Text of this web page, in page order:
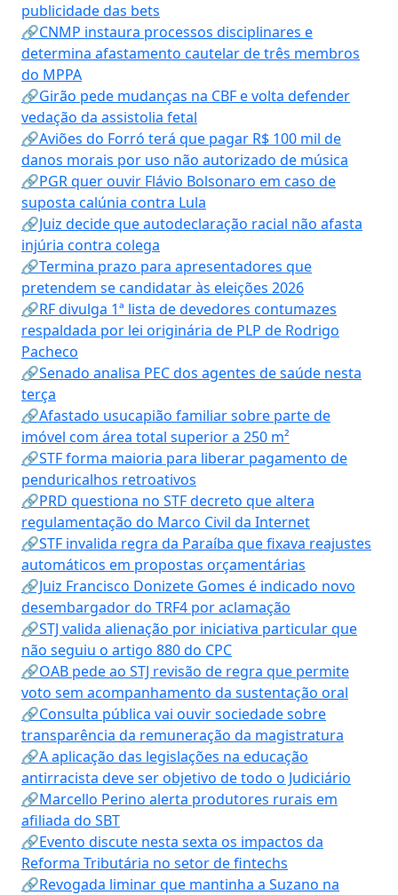
publicidade das bets
🔗CNMP instaura processos disciplinares e
determina afastamento cautelar de três membros
do MPPA
🔗Girão pede mudanças na CBF e volta defender
vedação da assistolia fetal
🔗Aviões do Forró terá que pagar R$ 100 mil de
danos morais por uso não autorizado de música
🔗PGR quer ouvir Flávio Bolsonaro em caso de
suposta calúnia contra Lula
🔗Juiz decide que autodeclaração racial não afasta
injúria contra colega
🔗Termina prazo para apresentadores que
pretendem se candidatar às eleições 2026
🔗RF divulga 1ª lista de devedores contumazes
respaldada por lei originária de PLP de Rodrigo
Pacheco
🔗Senado analisa PEC dos agentes de saúde nesta
terça
🔗Afastado usucapião familiar sobre parte de
imóvel com área total superior a 250 m²
🔗STF forma maioria para liberar pagamento de
penduricalhos retroativos
🔗PRD questiona no STF decreto que altera
regulamentação do Marco Civil da Internet
🔗STF invalida regra da Paraíba que fixava reajustes
automáticos em propostas orçamentárias
🔗Juiz Francisco Donizete Gomes é indicado novo
desembargador do TRF4 por aclamação
🔗STJ valida alienação por iniciativa particular que
não seguiu o artigo 880 do CPC
🔗OAB pede ao STJ revisão de regra que permite
voto sem acompanhamento da sustentação oral
🔗Consulta pública vai ouvir sociedade sobre
transparência da remuneração da magistratura
🔗A aplicação das legislações na educação
antirracista deve ser objetivo de todo o Judiciário
🔗Marcello Perino alerta produtores rurais em
afiliada do SBT
🔗Evento discute nesta sexta os impactos da
Reforma Tributária no setor de fintechs
🔗Revogada liminar que mantinha a Suzano na